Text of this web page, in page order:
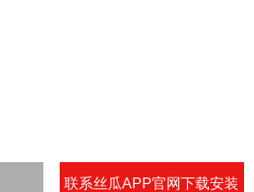
联系丝瓜APP官网下载安装